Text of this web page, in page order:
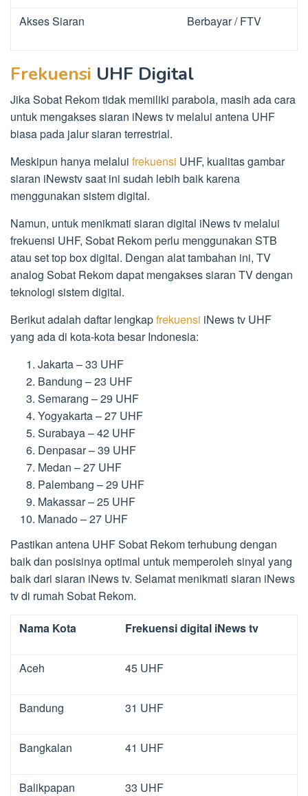
Akses Siaran Berbayar / FTV
Frekuensi UHF Digital
Jika Sobat Rekom tidak memiliki parabola, masih ada cara
untuk mengakses siaran iNews tv melalui antena UHF
biasa pada jalur siaran terrestrial.
Meskipun hanya melalui frekuensi UHF, kualitas gambar
siaran iNewstv saat ini sudah lebih baik karena
menggunakan sistem digital.
Namun, untuk menikmati siaran digital iNews tv melalui
frekuensi UHF, Sobat Rekom perlu menggunakan STB
atau set top box digital. Dengan alat tambahan ini, TV
analog Sobat Rekom dapat mengakses siaran TV dengan
teknologi sistem digital.
Berikut adalah daftar lengkapfrekuensi iNews tv UHF
yang ada di kota-kota besar Indonesia:
Jakarta – 33 UHF
Bandung – 23 UHF
Semarang – 29 UHF
Yogyakarta – 27 UHF
Surabaya – 42 UHF
Denpasar – 39 UHF
Medan – 27 UHF
Palembang – 29 UHF
Makassar – 25 UHF
Manado – 27 UHF
Pastikan antena UHF Sobat Rekom terhubung dengan
baik dan posisinya optimal untuk memperoleh sinyal yang
baik dari siaran iNews tv. Selamat menikmati siaran iNews
tv di rumah Sobat Rekom.
Nama Kota Frekuensi digital iNews tv
Aceh 45 UHF
Bandung 31 UHF
Bangkalan 41 UHF
Balikpapan 33 UHF